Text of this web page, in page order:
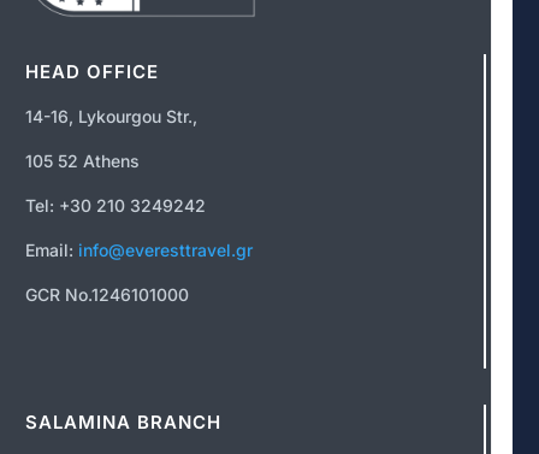
HEAD OFFICE
14-16, Lykourgou Str.,
105 52 Athens
Tel: +30 210 3249242
Email: info@everesttravel.gr
GCR No.1246101000
SALAMINA BRANCH